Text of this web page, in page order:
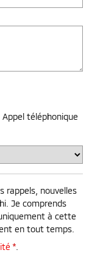
Appel téléphonique
rappels, nouvelles
Je comprends
à cette
en tout temps.
*